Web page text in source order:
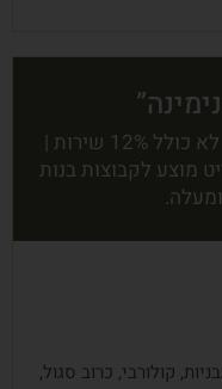
מחיר לאדם: 175 ₪ כולל מע”מ | לא כולל 12% שירות |
מוצע לקבוצות בנות
קולורבי, כרוב סגול,